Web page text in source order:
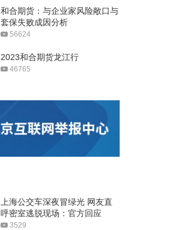
和合期货：与企业家风险敞口与
套保失败成因分析
56624
2023和合期货龙江行
46765
上海公交车深夜冒绿光 网友直
呼密室逃脱现场：官方回应
3529